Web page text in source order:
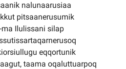
nalunaarusiaa
pitsaanerusumik
Ilulissani silap
eqqortunik
taama oqaluttuarpoq